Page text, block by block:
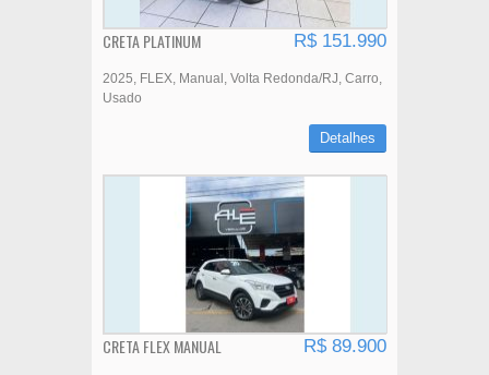
CRETA PLATINUM R$ 151.990
2025 FLEX Manual Volta Redonda/RJ Carro
Usado
Detalhes
CRETA FLEX MANUAL R$ 89.900